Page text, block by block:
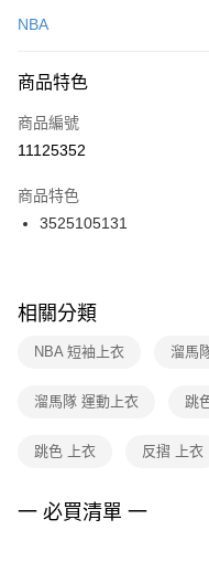
便利好安心！
３．安心：先確認商品／服務
【「AFTEE先享後付」結帳流程
１．於結帳方式選擇「AFTEE
２．訂單成立數日內，您將收
３．收到繳費通知簡訊後14天
ATM／網路銀行／等多元方式
※ 交易是否成功請以「AFTEE
是否繳費成功／繳費後需取消
客戶支援中心」https://
１．透過由恩沛科技股份有限
權轉讓予恩沛科技股份有限公司
３．未成年的使用者請事先徵
「AFTEE先享後付」，若未經
運送方式
每筆NT$100，滿NT$1,500(
宅配
每筆NT$100，滿NT$1,500(
付款後門市自取
每筆NT$100，滿
NBA
商品特色
商品編號
11125352
商品特色
3525105131
相關分類
NBA 短袖上衣 溜馬
溜馬隊 運動上衣 跳
跳色 上衣 反摺 上衣
一 必買清單 一